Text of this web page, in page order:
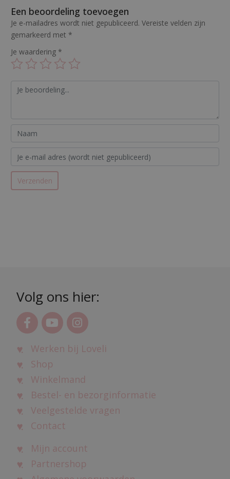
Een beoordeling toevoegen
Je e-mailadres wordt niet gepubliceerd. Vereiste velden zijn
gemarkeerd met *
Je waardering *
Volg ons hier:
Werken bij Loveli
Shop
Winkelmand
Bestel- en bezorginformatie
Veelgestelde vragen
Contact
Mijn account
Partnershop